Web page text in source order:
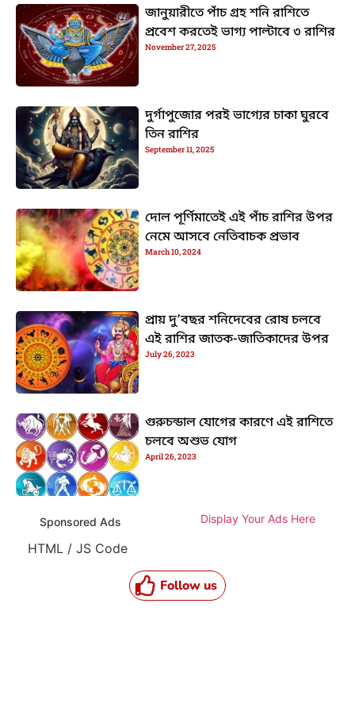
জানুয়ারীতে পাঁচ গ্রহ শনি রাশিতে
প্রবেশ করতেই ভাগ্য পাল্টাবে ৩ রাশির
November 27, 2025
দুর্গাপুজোর পরই ভাগ্যের চাকা ঘুরবে
তিন রাশির
September 11, 2025
দোল পূর্ণিমাতেই এই পাঁচ রাশির উপর
নেমে আসবে নেতিবাচক প্রভাব
March 10, 2024
প্রায় দু’বছর শনিদেবের রোষ চলবে
এই রাশির জাতক-জাতিকাদের উপর
July 26, 2023
গুরুচন্ডাল যোগের কারণে এই রাশিতে
চলবে অশুভ যোগ
April 26, 2023
Sponsored Ads Display Your Ads Here
HTML / JS Code
Follow us